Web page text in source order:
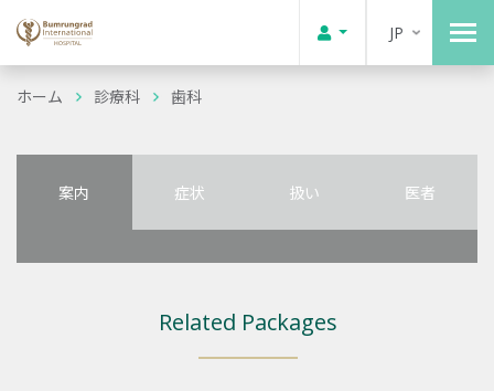
JP
ホーム 診療科 歯科
案内 症状 扱い 医者
Related Packages